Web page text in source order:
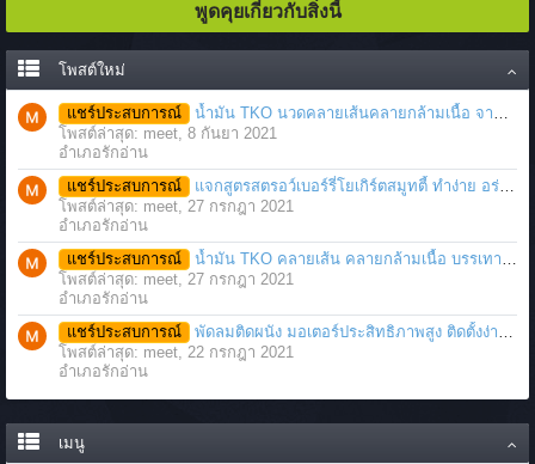
พูดคุยเกี่ยวกับสิ่งนี้
โพสต์ใหม่
แชร์ประสบการณ์
น้ำมัน TKO นวดคลายเส้นคลายกล้ามเนื้อ จากภาวะตึงหรือเคล็ด บาดเจ็บ ได้อย่างฉับพลัน
โพสต์ล่าสุด: meet, 8 กันยา 2021
อำเภอรักอ่าน
แชร์ประสบการณ์
แจกสูตรสตรอว์เบอร์รี่โยเกิร์ตสมูทตี้ ทำง่าย อร่อย แค่มีเครื่องปั่นน้ำผลไม้
โพสต์ล่าสุด: meet, 27 กรกฎา 2021
อำเภอรักอ่าน
แชร์ประสบการณ์
น้ำมัน TKO คลายเส้น คลายกล้ามเนื้อ บรรเทาอาการบาดเจ็บโดยฉับพลัน
โพสต์ล่าสุด: meet, 27 กรกฎา 2021
อำเภอรักอ่าน
แชร์ประสบการณ์
พัดลมติดผนัง มอเตอร์ประสิทธิภาพสูง ติดตั้งง่าย ประหยัดพื้นที่
โพสต์ล่าสุด: meet, 22 กรกฎา 2021
อำเภอรักอ่าน
เมนู